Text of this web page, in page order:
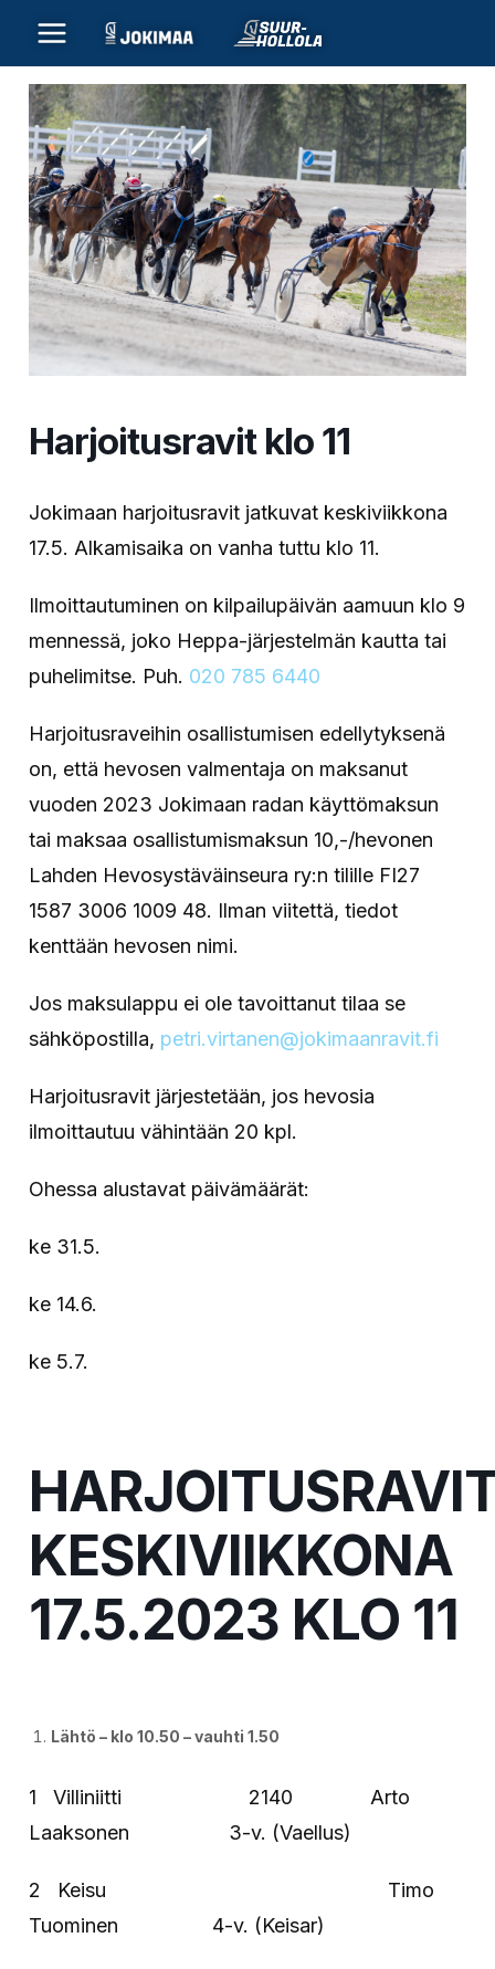
sisältöön
Harjoitusravit klo 11
Jokimaan harjoitusravit jatkuvat keskiviikkona
17.5. Alkamisaika on vanha tuttu klo 11.
Ilmoittautuminen on kilpailupäivän aamuun klo 9
mennessä, joko Heppa-järjestelmän kautta tai
puhelimitse. Puh. 020 785 6440
Harjoitusraveihin osallistumisen edellytyksenä
on, että hevosen valmentaja on maksanut
vuoden 2023 Jokimaan radan käyttömaksun
tai maksaa osallistumismaksun 10,-/hevonen
Lahden Hevosystäväinseura ry:n tilille FI27
1587 3006 1009 48. Ilman viitettä, tiedot
kenttään hevosen nimi.
Jos maksulappu ei ole tavoittanut tilaa se
sähköpostilla, petri.virtanen@jokimaanravit.fi
Harjoitusravit järjestetään, jos hevosia
ilmoittautuu vähintään 20 kpl.
Ohessa alustavat päivämäärät:
ke 31.5.
ke 14.6.
ke 5.7.
KESKIVIIKKONA
17.5.2023 KLO 11
Lähtö – klo 10.50 – vauhti 1.50
1 Villiniitti 2140 Arto
Laaksonen 3-v. (Vaellus)
2 Keisu Timo
Tuominen 4-v. (Keisar)